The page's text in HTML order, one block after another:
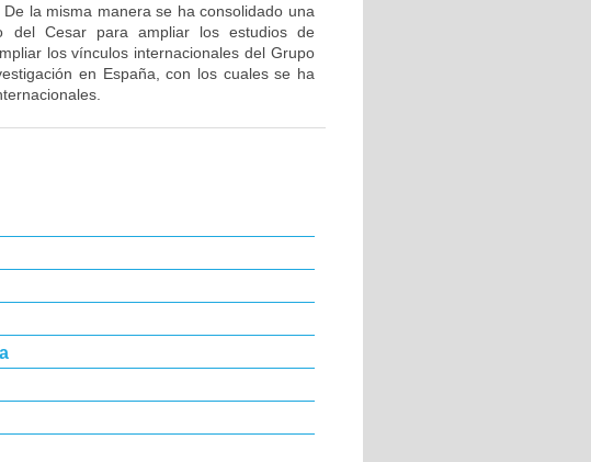
la misma manera se ha consolidado una
del Cesar para ampliar los estudios de
los vínculos internacionales del Grupo
en España, con los cuales se ha